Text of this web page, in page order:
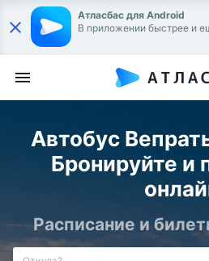
Атласбас для Android
В приложении быстрее и
Автобус
Бронируйте и
Расписание и